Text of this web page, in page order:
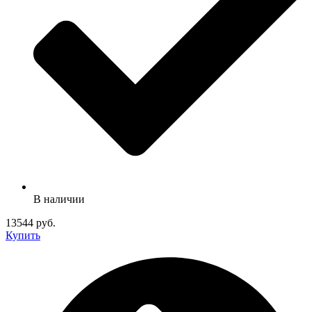
В наличии
13544 руб.
Купить